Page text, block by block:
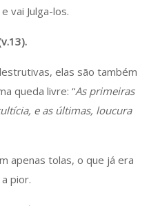
vai Julga-los.
elas são também
queda livre: “As primeiras
e as últimas, loucura
apenas tolas, o que já era
pior.